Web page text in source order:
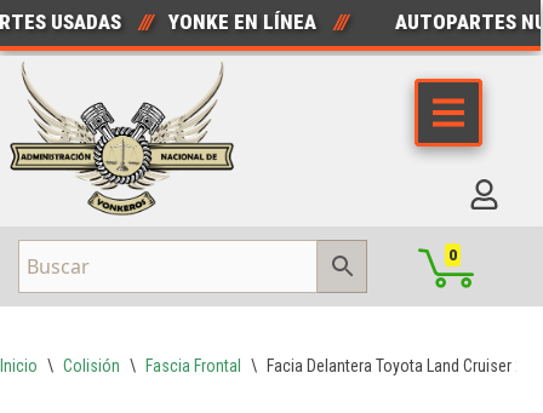
Saltar
al
contenido
USADAS /// YONKE EN LÍNEA /// AUTOPARTES
0
Inicio \ Colisión \ Fascia Frontal \ Facia Delantera Toyota Land Cruiser